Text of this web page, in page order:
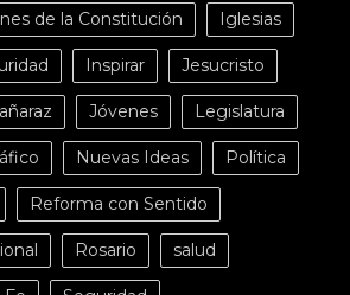
de la Constitución Iglesias
Inspirar Jesucristo
Jóvenes Legislatura
Nuevas Ideas Política
Reforma con Sentido
Rosario salud